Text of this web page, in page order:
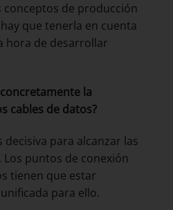
de producción
que tenerla en cuenta
hora de desarrollar
la
cables de datos?
decisiva para alcanzar las
Los puntos de conexión
tienen que estar
para ello.